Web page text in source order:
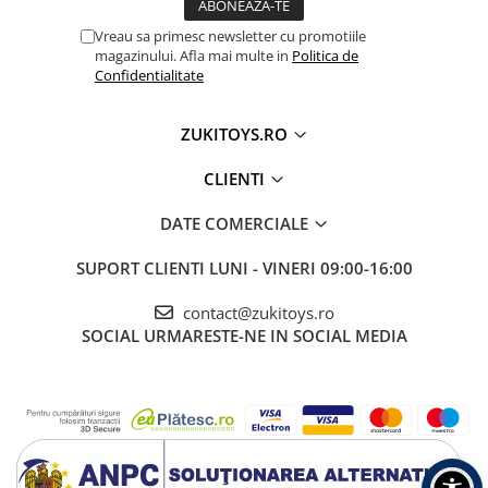
Vreau sa primesc newsletter cu promotiile
magazinului. Afla mai multe in Politica de
Confidentialitate
ZUKITOYS.RO
CLIENTI
DATE COMERCIALE
SUPORT CLIENTI LUNI - VINERI 09:00-16:00
contact@zukitoys.ro
SOCIAL URMARESTE-NE IN SOCIAL MEDIA